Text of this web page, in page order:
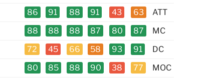
86 91 88 91 43 63
ATT
88 88 88 87 80 87
MC
72 45 66 58 93 91
DC
80 85 88 90 38 77
MOC